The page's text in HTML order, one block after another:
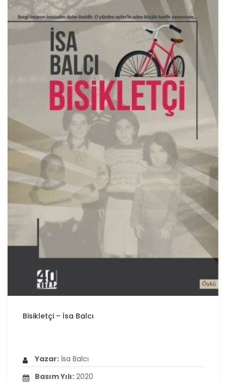
Bisikletçi – İsa Balcı
Yazar: İsa Balcı
Basım Yılı: 2020